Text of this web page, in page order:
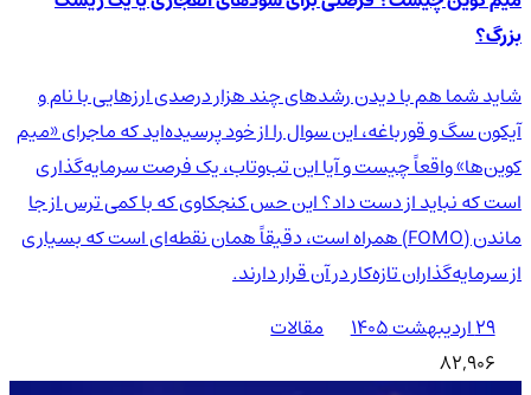
بزرگ؟
شاید شما هم با دیدن رشدهای چند هزار درصدی ارزهایی با نام و
آیکون سگ و قورباغه، این سوال را از خود پرسیده‌اید که ماجرای «میم
کوین‌ها» واقعاً چیست و آیا این تب‌وتاب، یک فرصت سرمایه‌گذاری
است که نباید از دست داد؟ این حس کنجکاوی که با کمی ترس از جا
ماندن (FOMO) همراه است، دقیقاً همان نقطه‌ای است که بسیاری
از سرمایه‌گذاران تازه‌کار در آن قرار دارند.
۲۹ اردیبهشت ۱۴۰۵
مقالات
82,906